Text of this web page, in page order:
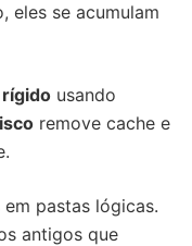
eles se acumulam
usando
remove cache e
em pastas lógicas.
antigos que